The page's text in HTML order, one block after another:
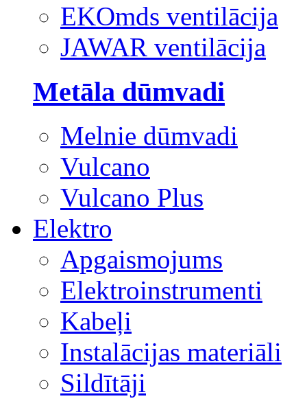
EKOmds ventilācija
JAWAR ventilācija
Metāla dūmvadi
Melnie dūmvadi
Vulcano
Vulcano Plus
Elektro
Apgaismojums
Elektroinstrumenti
Kabeļi
Instalācijas materiāli
Sildītāji